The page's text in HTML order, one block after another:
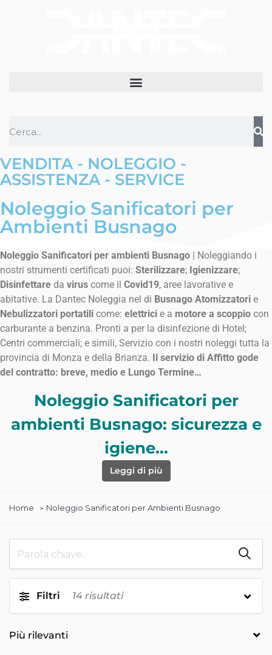
VENDITA - NOLEGGIO -
ASSISTENZA - SERVICE
Noleggio Sanificatori per
Ambienti Busnago
Noleggio Sanificatori per ambienti Busnago | Noleggiando i
nostri strumenti certificati puoi: Sterilizzare; Igienizzare;
Disinfettare da virus come il Covid19, aree lavorative e
abitative. La Dantec Noleggia nel di Busnago Atomizzatori e
Nebulizzatori portatili come: elettrici e a motore a scoppio con
carburante a benzina. Pronti a per la disinfezione di Hotel;
Centri commerciali; e simili, Servizio con i nostri noleggi tutta la
provincia di Monza e della Brianza. Il servizio di Affitto gode
del contratto: breve, medio e Lungo Termine…
Noleggio Sanificatori per
ambienti Busnago: sicurezza e
igiene…
Leggi di più
Home Noleggio Sanificatori per Ambienti Busnago
Filtri 14 risultati